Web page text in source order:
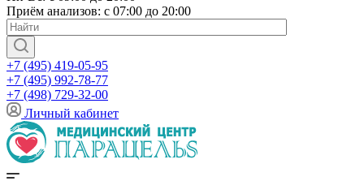
Приём анализов: с 07:00 до 20:00
+7 (495) 419-05-95
+7 (495) 992-78-77
+7 (498) 729-32-00
Личный кабинет